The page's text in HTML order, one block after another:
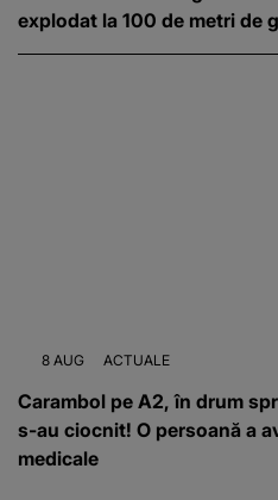
explodat la 100 de metri de
8 AUG ACTUALE
Carambol pe A2, în drum
s-au ciocnit! O persoană a
medicale